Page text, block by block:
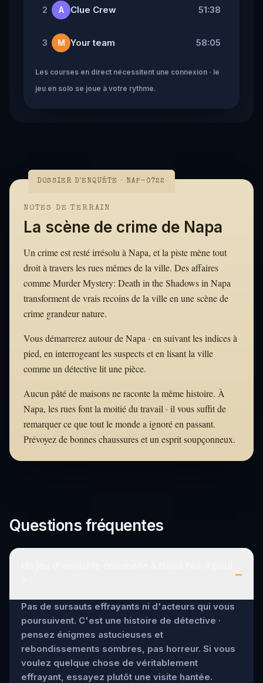
2 A Clue Crew 51:38
3 M Your team 58:05
Les courses en direct nécessitent une connexion · le
jeu en solo se joue à votre rythme.
DOSSIER D'ENQUÊTE · NAP-0722
NOTES DE TERRAIN
La scène de crime de Napa
Un crime est resté irrésolu à Napa, et la piste mène tout
droit à travers les rues mêmes de la ville. Des affaires
comme Murder Mystery: Death in the Shadows in Napa
transforment de vrais recoins de la ville en une scène de
crime grandeur nature.
Vous démarrerez autour de Napa · en suivant les indices à
pied, en interrogeant les suspects et en lisant la ville
comme un détective lit une pièce.
Aucun pâté de maisons ne raconte la même histoire. À
Napa, les rues font la moitié du travail · il vous suffit de
remarquer ce que tout le monde a ignoré en passant.
Prévoyez de bonnes chaussures et un esprit soupçonneux.
Questions fréquentes
–
Pas de sursauts effrayants ni d'acteurs qui vous
poursuivent. C'est une histoire de détective ·
pensez énigmes astucieuses et
rebondissements sombres, pas horreur. Si vous
voulez quelque chose de véritablement
effrayant, essayez plutôt une visite hantée.